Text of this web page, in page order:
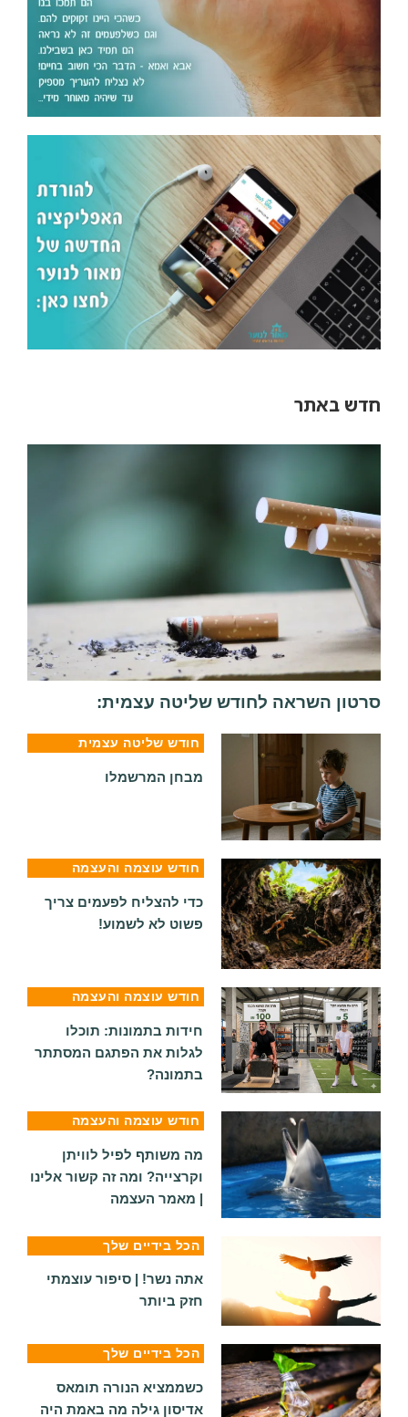
חדש באתר
סרטון השראה לחודש שליטה עצמית:
חודש שליטה עצמית
מבחן המרשמלו
חודש עוצמה והעצמה
כדי להצליח לפעמים צריך
פשוט לא לשמוע!
חודש עוצמה והעצמה
חידות בתמונות: תוכלו
לגלות את הפתגם המסתתר
בתמונה?
חודש עוצמה והעצמה
מה משותף לפיל לוויתן
וקרצייה? ומה זה קשור אלינו
| מאמר העצמה
הכל בידיים שלך
אתה נשר! | סיפור עוצמתי
חזק ביותר
הכל בידיים שלך
כשממציא הנורה תומאס
אדיסון גילה מה באמת היה